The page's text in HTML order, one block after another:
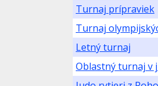
Turnaj prípraviek
Turnaj
Letný turnaj
Oblastný turnaj v